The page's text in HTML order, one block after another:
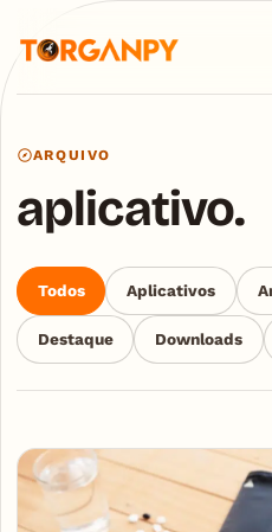
ARQUIVO
aplicativo.
Todos Aplicativos
Destaque Downloads
Articles